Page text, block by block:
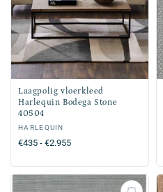
Laagpolig vloerkleed
Harlequin Bodega Stone
40504
Verkoper:
HARLEQUIN
Normale
€435 - €2.955